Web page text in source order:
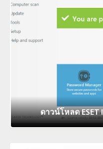
ดาวน์โหลด